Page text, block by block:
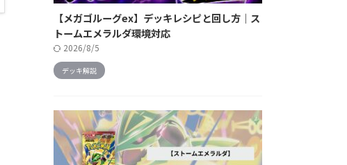
【メガゴルーグex】デッキレシピと回し方｜ス
トームエメラルダ環境対応
2026/8/5
デッキ解説